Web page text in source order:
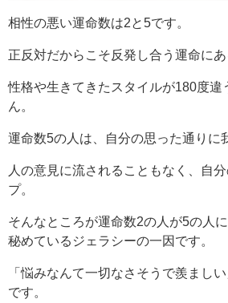
相性の悪い運命数は2と5です。
正反対だからこそ反発し合う運命にあ
性格や生きてきたスタイルが180度違
ん。
運命数5の人は、自分の思った通りに
人の意見に流されることもなく、自
プ。
そんなところが運命数2の人が5の人
秘めているジェラシーの一因です。
「悩みなんて一切なさそうで羨まし
です。